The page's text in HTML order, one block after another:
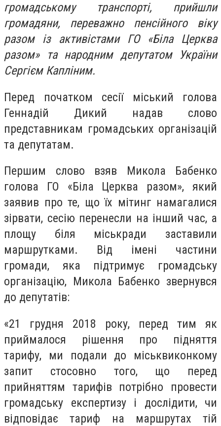
громадському транспорті, прийшли
громадяни, переважно пенсійного віку
разом із активістами ГО «Біла Церква
разом» та народним депутатом України
Сергієм Капліним.
Перед початком сесії міський голова
Геннадій Дикий надав слово
представникам громадських організацій
та депутатам.
Першим слово взяв Микола Бабенко
голова ГО «Біла Церква разом», який
заявив про те, що їх мітинг намагалися
зірвати, сесію перенесли на інший час, а
площу біля міськради заставили
маршрутками. Від імені частини
громади, яка підтримує громадську
організацію, Микола Бабенко звернувся
до депутатів:
«21 грудня 2018 року, перед тим як
приймалося рішення про підняття
тарифу, ми подали до міськвиконкому
запит стосовно того, що перед
прийняттям тарифів потрібно провести
громадську експертизу і дослідити, чи
відповідає тариф на маршрутах тій